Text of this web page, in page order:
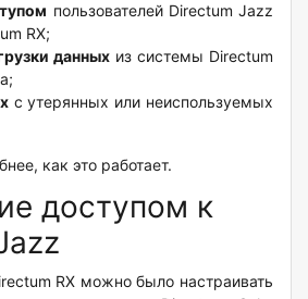
пользователей Directum Jazz
RX;
данных из системы Directum
с утерянных или неиспользуемых
как это работает.
доступом к
RX можно было настраивать